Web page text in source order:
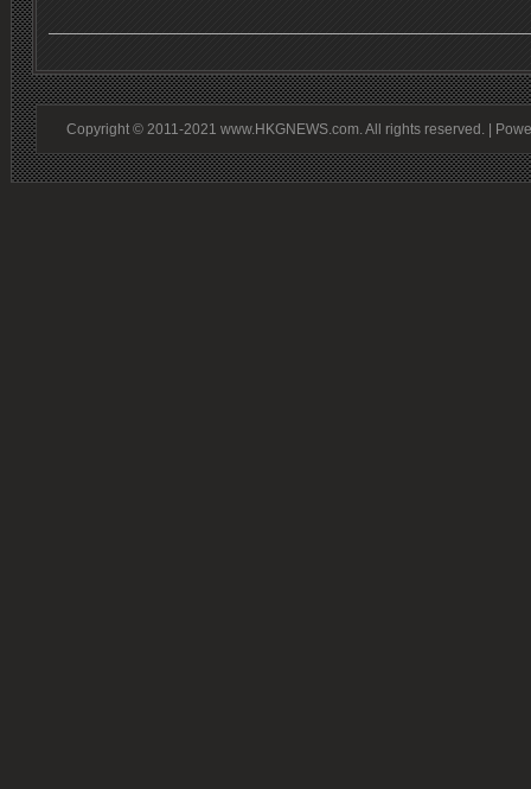
Copyright © 2011-2021 www.HKGNEWS.com. All rights reserved. |